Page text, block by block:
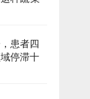
患者四
停滞十